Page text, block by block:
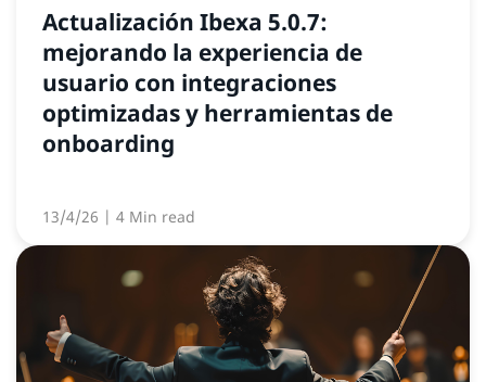
Actualización Ibexa 5.0.7:
mejorando la experiencia de
usuario con integraciones
optimizadas y herramientas de
onboarding
13/4/26 | 4 Min read